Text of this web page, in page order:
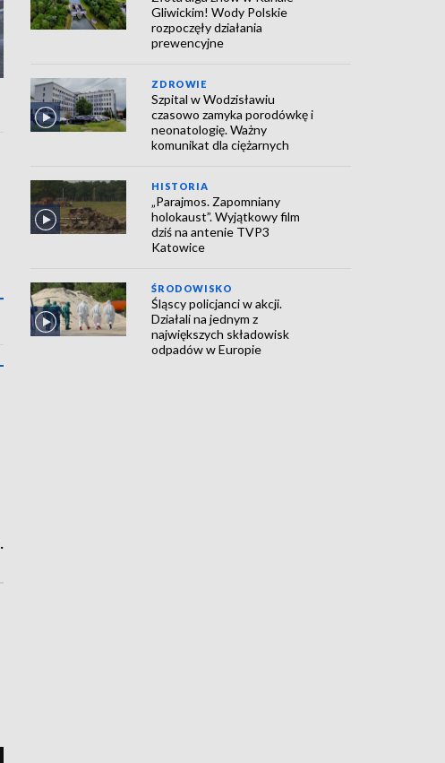
Gliwickim! Wody Polskie
rozpoczęły działania
prewencyjne
ZDROWIE
Szpital w Wodzisławiu
czasowo zamyka porodówkę i
neonatologię. Ważny
komunikat dla ciężarnych
HISTORIA
„Parajmos. Zapomniany
holokaust”. Wyjątkowy film
dziś na antenie TVP3
Katowice
ŚRODOWISKO
Śląscy policjanci w akcji.
Działali na jednym z
największych składowisk
odpadów w Europie